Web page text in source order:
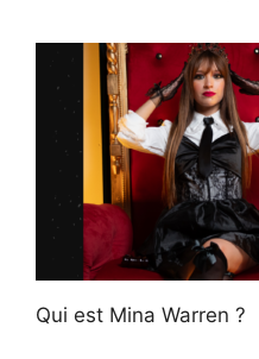
Qui est Mina Warren ?